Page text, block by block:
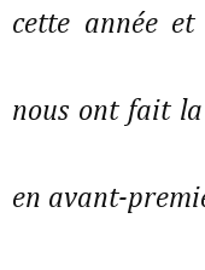
cette année
nous ont fait
en avant-